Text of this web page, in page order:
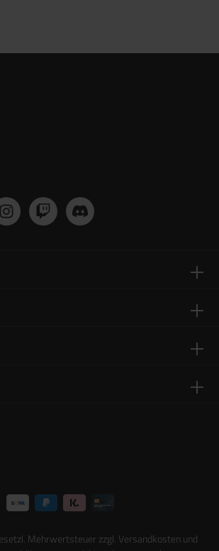
Mehrwertsteuer zzgl. Versandkostenund